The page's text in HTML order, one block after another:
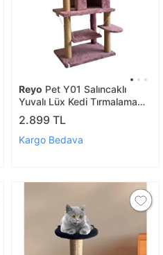
Reyo Pet Y01 Salıncaklı
Yuvalı Lüx Kedi Tırmalama
Oyun Evi Gül Kurusu
2.899 TL
Kargo Bedava